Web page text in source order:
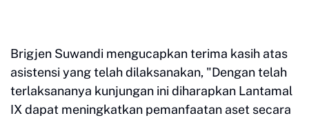
Brigjen Suwandi mengucapkan terima kasih atas
asistensi yang telah dilaksanakan, "Dengan telah
terlaksananya kunjungan ini diharapkan Lantamal
IX dapat meningkatkan pemanfaatan aset secara